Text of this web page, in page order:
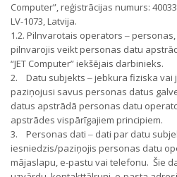
Computer”, reģistrācijas numurs:
LV-1073, Latvija.
1.2. Pilnvarotais operators ‒
pilnvarojis veikt personas datu
“JET Computer” iekšējais darbinieks.
2. Datu subjekts ‒ jebkura fiziska vai
paziņojusi savus personas datus
datus apstrādā personas datu
apstrādes vispārīgajiem principiem.
3. Personas dati ‒ dati par datu
iesniedzis/paziņojis personas datu
mājaslapu, e-pastu vai telefonu. Šie